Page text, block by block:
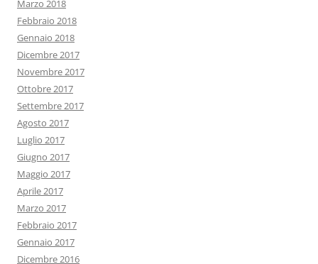
Marzo 2018
Febbraio 2018
Gennaio 2018
Dicembre 2017
Novembre 2017
Ottobre 2017
Settembre 2017
Agosto 2017
Luglio 2017
Giugno 2017
Maggio 2017
Aprile 2017
Marzo 2017
Febbraio 2017
Gennaio 2017
Dicembre 2016